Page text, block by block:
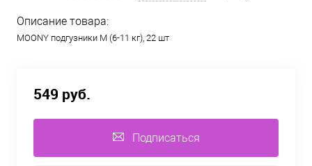
Описание товара:
MOONY подгузники M (6-11 кг), 22 шт
549 руб.
Подписаться